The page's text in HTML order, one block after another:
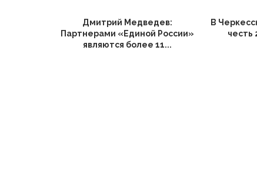
Дмитрий Медведев:
Партнерами «Единой России»
являются более 11...
В
честь